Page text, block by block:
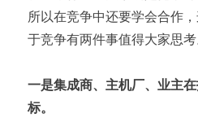
所以在竞争中还要学会合作
于竞争有两件事值得大家思考
一是集成商、主机厂、业主
标。